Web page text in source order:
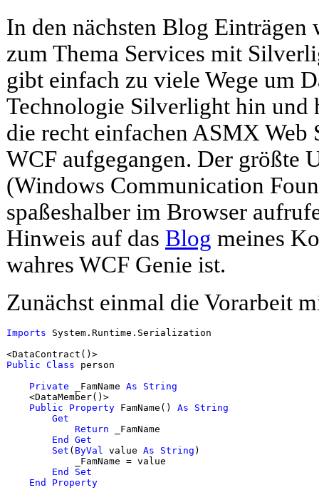
In den nächsten Blog Einträgen
zum Thema Services mit
gibt einfach zu viele Wege um
Technologie Silverlight hin und
die recht einfachen ASMX
WCF aufgegangen. Der größte
(Windows Communication
spaßeshalber im Browser
Hinweis auf das Blog meines
wahres WCF Genie ist.
Zunächst einmal die Vorarbeit
Imports System.Runtime.Serialization
Public Class person
Private _FamName As
String
    <DataMember()>
Public
Property FamName() As
String
Get
Return _FamName
End
Get
Set ( ByVal value As String )
            _FamName = value
End
Set
End
Property